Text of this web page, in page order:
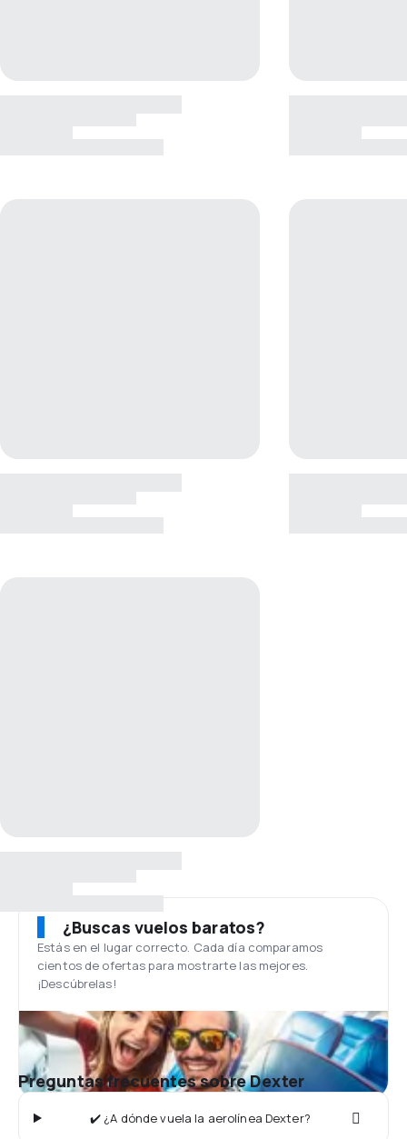
¿Buscas vuelos baratos?
Estás en el lugar correcto. Cada día comparamos
cientos de ofertas para mostrarte las mejores.
¡Descúbrelas!
Preguntas frecuentes sobre Dexter
✔️ ¿A dónde vuela la aerolínea Dexter?